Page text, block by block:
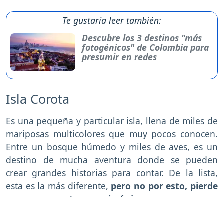
Te gustaría leer también:
Descubre los 3 destinos "más
fotogénicos" de Colombia para
presumir en redes
Isla Corota
Es una pequeña y particular isla, llena de miles de
mariposas multicolores que muy pocos conocen.
Entre un bosque húmedo y miles de aves, es un
destino de mucha aventura donde se pueden
crear grandes historias para contar. De la lista,
esta es la más diferente, pero no por esto, pierde